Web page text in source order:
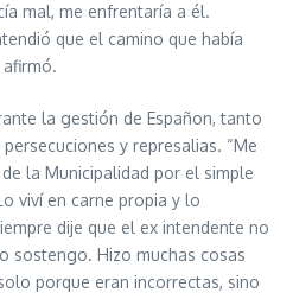
mal, me enfrentaría a él.
que el camino que había
la gestión de Españon, tanto
y represalias. “Me
la Municipalidad por el simple
viví en carne propia y lo
dije que el ex intendente no
sostengo. Hizo muchas cosas
porque eran incorrectas, sino